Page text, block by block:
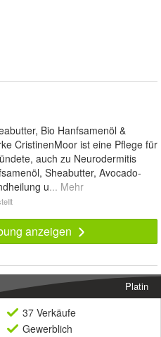
Bio Hanfsamenöl &
CristinenMoor ist eine Pflege für
auch zu Neurodermitis
Sheabutter, Avocado-
u... Mehr
anzeigen
Platin
37 Verkäufe
Gewerblich